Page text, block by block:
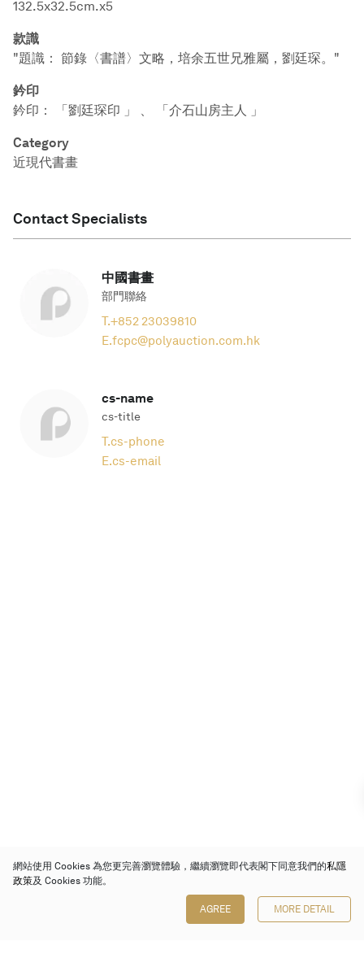
132.5x32.5cm.x5
款識
"題識： 節錄〈書譜〉文略，培余五世兄雅屬，劉廷琛。"
鈐印
鈐印： 「劉廷琛印 」 、 「介石山房主人 」
Category
近現代書畫
Contact Specialists
中國書畫
部門聯絡
T.+852 23039810
E.fcpc@polyauction.com.hk
cs-name
cs-title
T.cs-phone
E.cs-email
網站使用 Cookies 為您更完善瀏覽體驗，繼續瀏覽即代表閣下同意我們的私隱
政策及 Cookies 功能。
AGREE MORE DETAIL